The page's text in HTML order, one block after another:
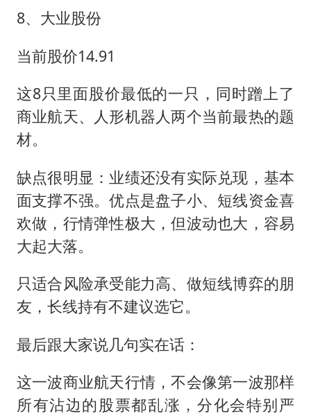
8、大业股份
当前股价14.91
这8只里面股价最低的一只，同时蹭上了
商业航天、人形机器人两个当前最热的题
材。
缺点很明显：业绩还没有实际兑现，基本
面支撑不强。优点是盘子小、短线资金喜
欢做，行情弹性极大，但波动也大，容易
大起大落。
只适合风险承受能力高、做短线博弈的朋
友，长线持有不建议选它。
最后跟大家说几句实在话：
这一波商业航天行情，不会像第一波那样
所有沾边的股票都乱涨，分化会特别严